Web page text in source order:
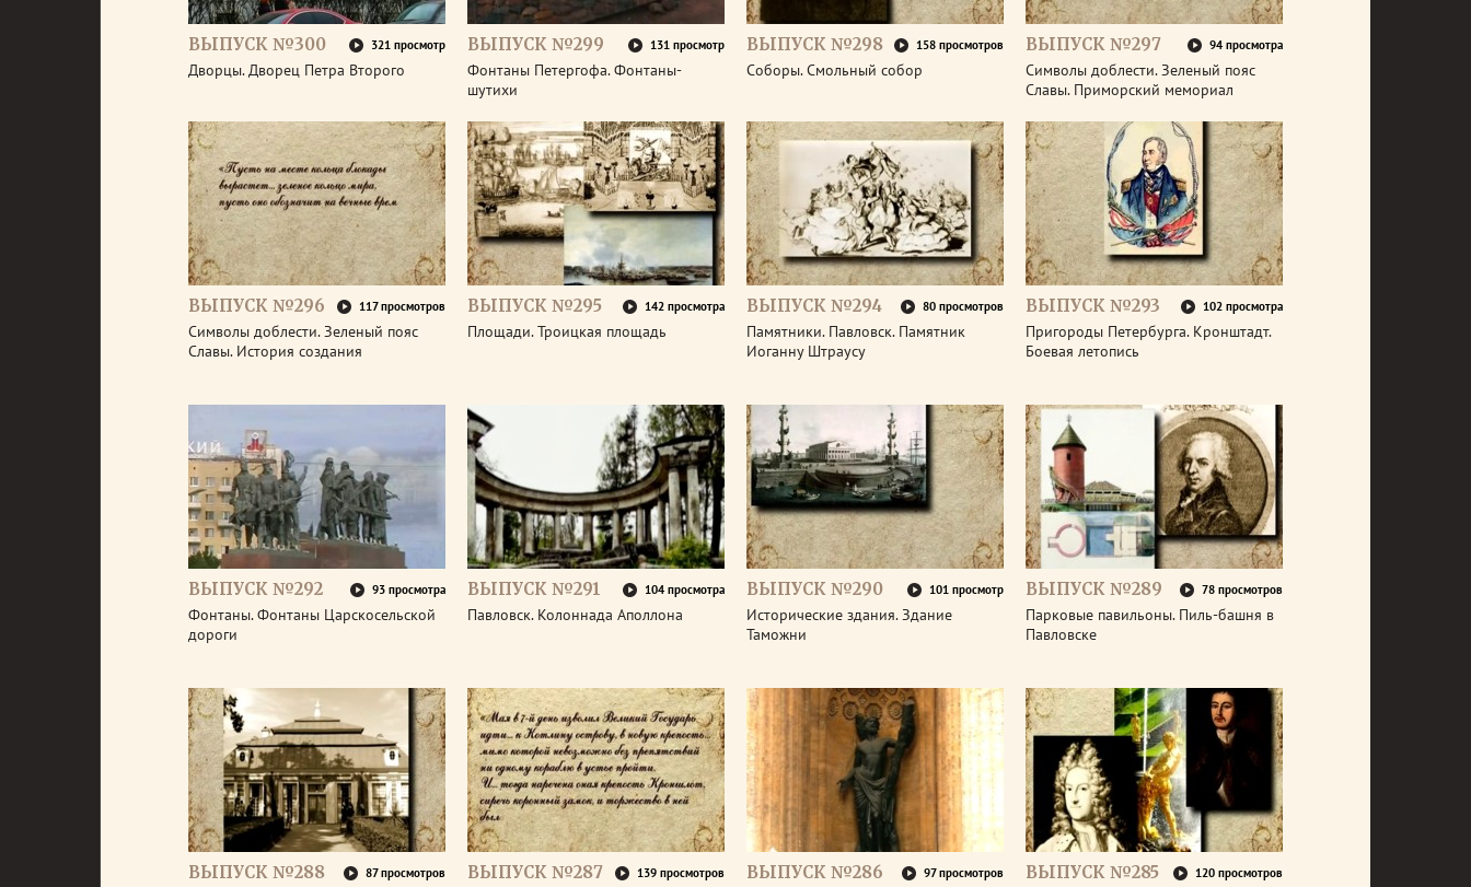
ВЫПУСК №300 321 просмотр
Дворцы. Дворец Петра Второго
ВЫПУСК №299 131 просмотр
Фонтаны Петергофа. Фонтаны-
шутихи
ВЫПУСК №298 158 просмотров
Соборы. Смольный собор
ВЫПУСК №297 94 просмотра
Символы доблести. Зеленый пояс
Славы. Приморский мемориал
ВЫПУСК №296 117 просмотров
Символы доблести. Зеленый пояс
Славы. История создания
ВЫПУСК №295 142 просмотра
Площади. Троицкая площадь
ВЫПУСК №294 80 просмотров
Памятники. Павловск. Памятник
Иоганну Штраусу
ВЫПУСК №293 102 просмотра
Пригороды Петербурга. Кронштадт.
Боевая летопись
ВЫПУСК №292 93 просмотра
Фонтаны. Фонтаны Царскосельской
дороги
ВЫПУСК №291 104 просмотра
Павловск. Колоннада Аполлона
ВЫПУСК №290 101 просмотр
Исторические здания. Здание
Таможни
ВЫПУСК №289 78 просмотров
Парковые павильоны. Пиль-башня в
Павловске
ВЫПУСК №288 87 просмотров ВЫПУСК №287 139 просмотров ВЫПУСК №286 97 просмотров ВЫПУСК №285 120 просмотров